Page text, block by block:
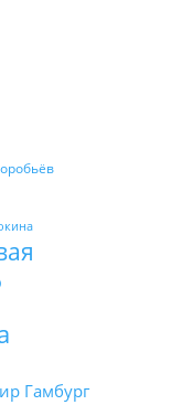
Гамбург